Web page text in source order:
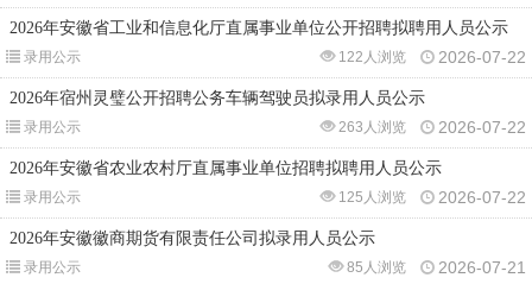
2026年安徽省工业和信息化厅直属事业单位公开招聘拟聘用人员公示
录用公示 2026-07-22
122人浏览
2026年宿州灵璧公开招聘公务车辆驾驶员拟录用人员公示
录用公示 2026-07-22
263人浏览
2026年安徽省农业农村厅直属事业单位招聘拟聘用人员公示
录用公示 2026-07-22
125人浏览
2026年安徽徽商期货有限责任公司拟录用人员公示
录用公示 2026-07-21
85人浏览